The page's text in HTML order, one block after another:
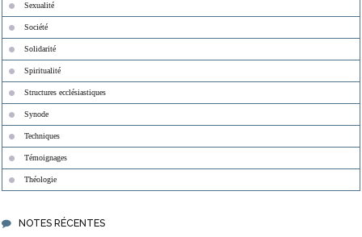
Sexualité
Société
Solidarité
Spiritualité
Structures ecclésiastiques
Synode
Techniques
Témoignages
Théologie
NOTES RÉCENTES